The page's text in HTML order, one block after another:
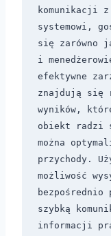
komunikacji
systemowi,
się zarówno
i
efektywne
znajdują się
wyników,
obiekt radzi
można
przychody.
możliwość
bezpośrednio
szybką
informacji